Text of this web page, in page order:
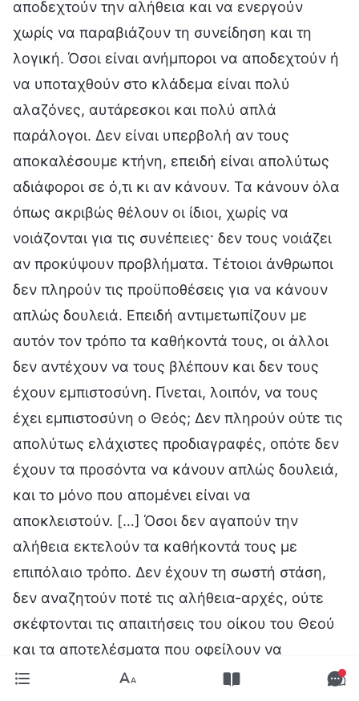
αποδεχτούν την αλήθεια και να ενεργούν
χωρίς να παραβιάζουν τη συνείδηση και τη
λογική. Όσοι είναι ανήμποροι να αποδεχτούν ή
να υποταχθούν στο κλάδεμα είναι πολύ
αλαζόνες, αυτάρεσκοι και πολύ απλά
παράλογοι. Δεν είναι υπερβολή αν τους
αποκαλέσουμε κτήνη, επειδή είναι απολύτως
αδιάφοροι σε ό,τι κι αν κάνουν. Τα κάνουν όλα
όπως ακριβώς θέλουν οι ίδιοι, χωρίς να
νοιάζονται για τις συνέπειες· δεν τους νοιάζει
αν προκύψουν προβλήματα. Τέτοιοι άνθρωποι
δεν πληρούν τις προϋποθέσεις για να κάνουν
απλώς δουλειά. Επειδή αντιμετωπίζουν με
αυτόν τον τρόπο τα καθήκοντά τους, οι άλλοι
δεν αντέχουν να τους βλέπουν και δεν τους
έχουν εμπιστοσύνη. Γίνεται, λοιπόν, να τους
έχει εμπιστοσύνη ο Θεός; Δεν πληρούν ούτε τις
απολύτως ελάχιστες προδιαγραφές, οπότε δεν
έχουν τα προσόντα να κάνουν απλώς δουλειά,
και το μόνο που απομένει είναι να
αποκλειστούν. […] Όσοι δεν αγαπούν την
αλήθεια εκτελούν τα καθήκοντά τους με
επιπόλαιο τρόπο. Δεν έχουν τη σωστή στάση,
δεν αναζητούν ποτέ τις αλήθεια-αρχές, ούτε
σκέφτονται τις απαιτήσεις του οίκου του Θεού
και τα αποτελέσματα που οφείλουν να
επιτύχουν. Πώς μπορούν να εκτελέσουν τα